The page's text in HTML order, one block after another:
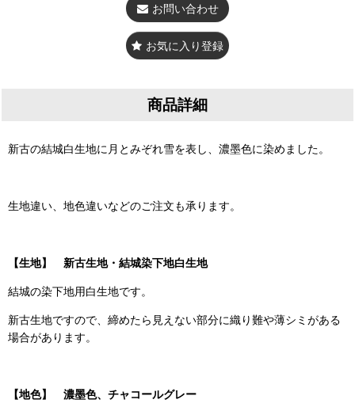
お問い合わせ
お気に入り登録
商品詳細
新古の結城白生地に月とみぞれ雪を表し、濃墨色に染めました。
生地違い、地色違いなどのご注文も承ります。
【生地】 新古生地・結城染下地白生地
結城の染下地用白生地です。
新古生地ですので、締めたら見えない部分に織り難や薄シミがある
場合があります。
【地色】 濃墨色、チャコールグレー